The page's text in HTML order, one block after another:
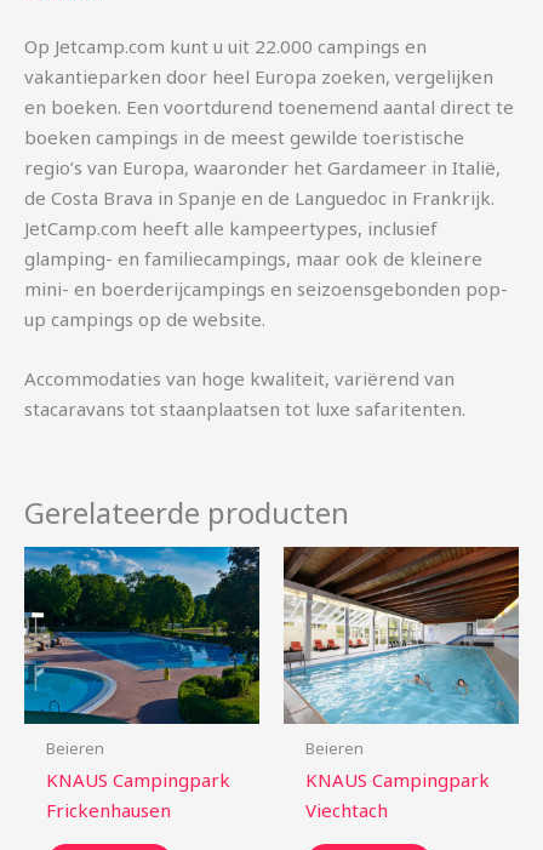
Op Jetcamp.com kunt u uit 22.000 campings en
vakantieparken door heel Europa zoeken, vergelijken
en boeken. Een voortdurend toenemend aantal direct te
boeken campings in de meest gewilde toeristische
regio’s van Europa, waaronder het Gardameer in Italië,
de Costa Brava in Spanje en de Languedoc in Frankrijk.
JetCamp.com heeft alle kampeertypes, inclusief
glamping- en familiecampings, maar ook de kleinere
mini- en boerderijcampings en seizoensgebonden pop-
up campings op de website.
Accommodaties van hoge kwaliteit, variërend van
stacaravans tot staanplaatsen tot luxe safaritenten.
Gerelateerde producten
Beieren
KNAUS Campingpark
Frickenhausen
Beieren
KNAUS Campingpark
Viechtach